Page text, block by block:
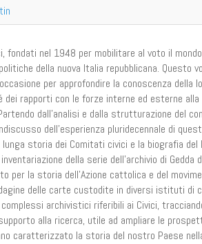
fondati nel 1948 per mobilitare al voto il
della nuova Italia repubblicana. Questo
per approfondire la conoscenza della
dei rapporti con le forze interne ed esterne
dall’analisi e dalla strutturazione del
dell’esperienza pluridecennale di
storia dei Comitati civici e la biografia del
della serie dell’archivio di
per la storia dell’Azione cattolica e del
delle carte custodite in diversi istituti di
archivistici riferibili ai Civici,
alla ricerca, utile ad ampliare le
caratterizzato la storia del nostro Paese